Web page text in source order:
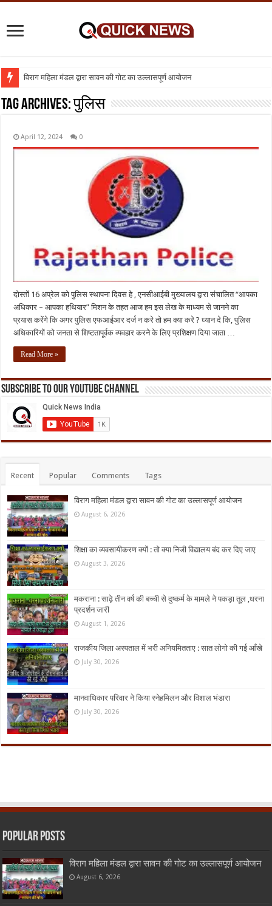
विराग महिला मंडल द्वारा सावन की गोट का उल्लासपूर्ण आयोजन
Tag Archives:पुलिस
April 12, 2024 0
दोस्तों 16 अप्रेल को पुलिस स्थापना दिवस हे , एनसीआईबी मुख्यालय द्वारा संचालित “आपका
अधिकार – आपका हथियार” मिशन के तहत आज हम इस लेख के माध्यम से जानने का
प्रयास करेंगे कि अगर पुलिस एफआईआर दर्ज न करे तो हम क्या करे ? ध्यान दे कि, पुलिस
अधिकारियों को जनता से शिष्टतापूर्वक व्यवहार करने के लिए प्रशिक्षण दिया जाता …
Read More »
Subscribe to our Youtube Channel
Recent Popular Comments Tags
विराग महिला मंडल द्वारा सावन की गोट का उल्लासपूर्ण आयोजन
August 6, 2026
शिक्षा का व्यवसायीकरण क्यों : तो क्या निजी विद्यालय बंद कर दिए जाए
August 3, 2026
मकराना : साढ़े तीन वर्ष की बच्ची से दुष्कर्म के मामले ने पकड़ा तूल ,धरना
प्रदर्शन जारी
August 1, 2026
राजकीय जिला अस्पताल में भरी अनियमितताए : सात लोगो की गई आँखे
July 30, 2026
मानवाधिकार परिवार ने किया स्नेहमिलन और विशाल भंडारा
July 30, 2026
Popular Posts
विराग महिला मंडल द्वारा सावन की गोट का उल्लासपूर्ण आयोजन
August 6, 2026